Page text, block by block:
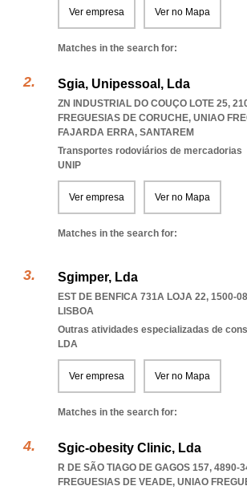
Ver empresa Ver no Mapa
Matches in the search for:
Sgia, Unipessoal, Lda
ZN INDUSTRIAL DO COUÇO LOTE 25,
FREGUESIAS DE CORUCHE, UNIAO
FAJARDA ERRA, SANTAREM
Transportes rodoviários de mercadorias
UNIP
Ver empresa Ver no Mapa
Matches in the search for:
Sgimper, Lda
EST DE BENFICA 731A LOJA 22, 1500-
LISBOA
Outras atividades especializadas de
LDA
Ver empresa Ver no Mapa
Matches in the search for:
Sgic-obesity Clinic, Lda
R DE SÃO TIAGO DE GAGOS 157, 4890-
FREGUESIAS DE VEADE, UNIAO